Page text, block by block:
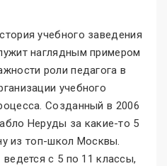
учебного заведения
наглядным примером
роли педагога в
учебного
Созданный в 2006
Неруды за какие-то 5
из топ-школ Москвы.
с 5 по 11 классы,